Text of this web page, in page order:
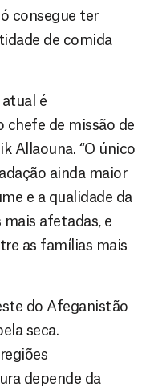
consegue ter
de comida
é
chefe de missão de
Allaouna. “O único
ainda maior
e a qualidade da
mais afetadas, e
as famílias mais
do Afeganistão
seca.
depende da